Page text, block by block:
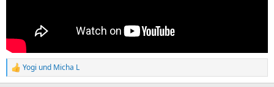
R
e
Yogi und Micha L